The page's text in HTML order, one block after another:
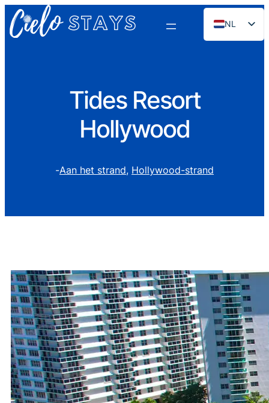
NL
EN
Tides Resort
Hollywood
-Aan het strand, Hollywood-strand